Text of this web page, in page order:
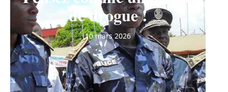
de drogue !
10 mars 2026